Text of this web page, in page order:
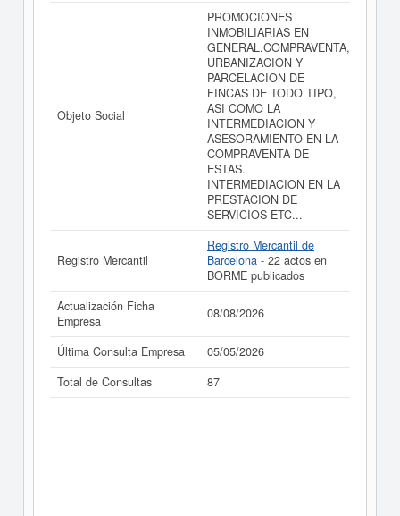
Si está interesado en conocer más datos de la empresa
A NOU SERVEIS D'ARQUITECTURA I IMMOBILIARIS
acceder inmediatamente a este Informe
de A NOU SERVEIS D'ARQUITECTURA I
IMMOBILIARIS SL y consultar los resultados de sus
años de actividad, así como los balances y cuentas de
resultados disponibles.
La última actualización del informe de empresa se ha
realizado el 08/08/2026.
Objeto Social
PROMOCIONES
INMOBILIARIAS EN
GENERAL.COMPRAVENTA,
URBANIZACION Y
PARCELACION DE
FINCAS DE TODO TIPO,
ASI COMO LA
INTERMEDIACION Y
ASESORAMIENTO EN LA
COMPRAVENTA DE
ESTAS.
INTERMEDIACION EN LA
PRESTACION DE
SERVICIOS ETC...
Registro Mercantil
Registro Mercantil de
Barcelona - 22 actos en
BORME publicados
Actualización Ficha
Empresa
08/08/2026
Última Consulta Empresa
05/05/2026
Total de Consultas
87